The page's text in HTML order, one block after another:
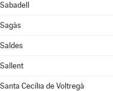
Sabadell
Sagàs
Saldes
Sallent
Santa Cecília de Voltregà